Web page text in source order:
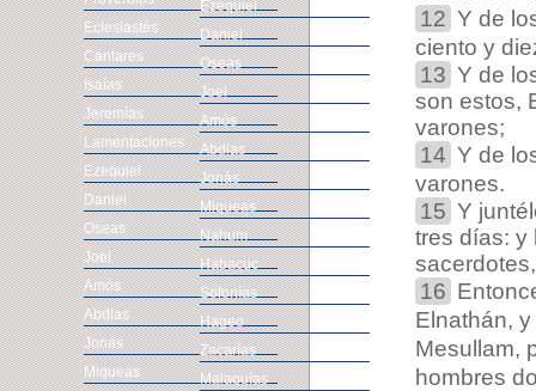
12 Y de
ciento y
13 Y de
son estos,
varones;
14 Y de
varones.
15 Y
tres días: y
16
Elnathán,
Mesullam,
hombres
Eclesiastés
Cantares
Isaías
Jeremías
Lamentaciones
Ezequiel
Daniel
Oseas
Joel
Amós
Abdias
Jonás
Miqueas
Ezequiel
Daniel
Oseas
Joel
Amós
Abdias
Jonás
Miqueas
Nahum
Habacuc
Sofonías
Hageo
Zacarías
Malaquías